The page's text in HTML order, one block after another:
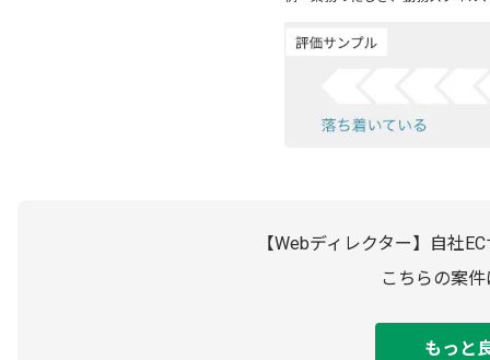
【Webディレクター】自社
こちらの案
もっと